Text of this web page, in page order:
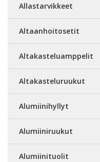
Allastarvikkeet
Altaanhoitosetit
Altakasteluamppelit
Altakasteluruukut
Alumiinihyllyt
Alumiiniruukut
Alumiinituolit